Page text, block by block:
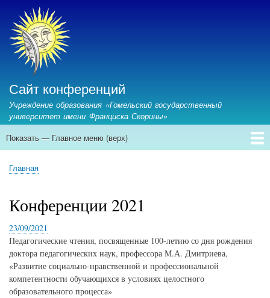
Сайт конференций
Учреждение образования «Гомельский государственный
университет имени Франциска Скорины»
Главное
(верх)
Показать — Главное меню (верх)
Главная
Предстоящие конференции
Архив конференций
Контакты
Строка
Главная
Конференции 2021
23/09/2021
Педагогические чтения, посвященные 100-летию со дня рождения
доктора педагогических наук, профессора М.А. Дмитриева,
«Развитие социально-нравственной и профессиональной
компетентности обучающихся в условиях целостного
образовательного процесса»